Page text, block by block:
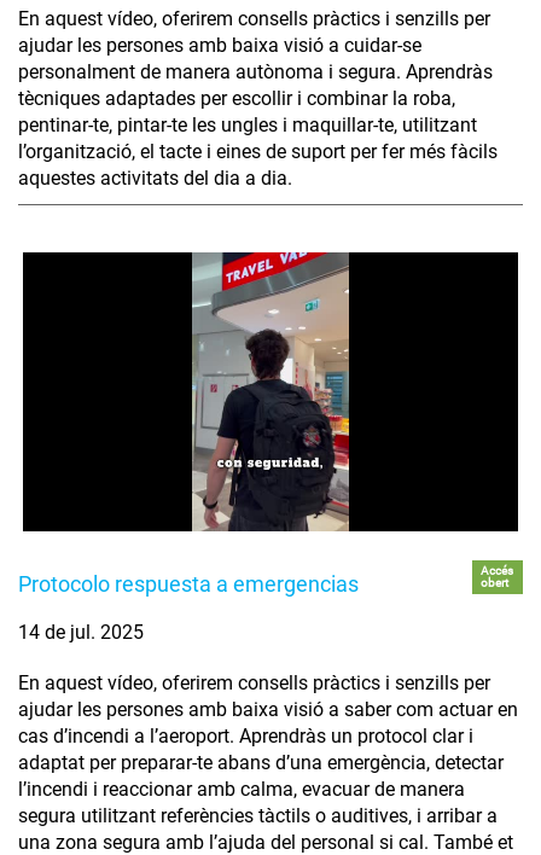
En aquest vídeo, oferirem consells pràctics i senzills per
ajudar les persones amb baixa visió a cuidar-se
personalment de manera autònoma i segura. Aprendràs
tècniques adaptades per escollir i combinar la roba,
pentinar-te, pintar-te les ungles i maquillar-te, utilitzant
l’organització, el tacte i eines de suport per fer més fàcils
aquestes activitats del dia a dia.
Protocolo respuesta a emergencias
Accés
obert
14 de jul. 2025
En aquest vídeo, oferirem consells pràctics i senzills per
ajudar les persones amb baixa visió a saber com actuar en
cas d’incendi a l’aeroport. Aprendràs un protocol clar i
adaptat per preparar-te abans d’una emergència, detectar
l’incendi i reaccionar amb calma, evacuar de manera
segura utilitzant referències tàctils o auditives, i arribar a
una zona segura amb l’ajuda del personal si cal. També et